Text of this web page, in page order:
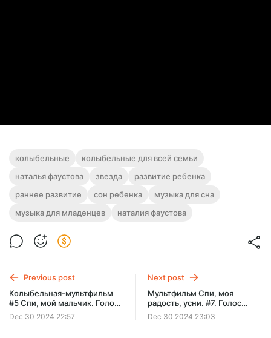
колыбельные
колыбельные для всей семьи
наталья фаустова
звезда
развитие ребенка
раннее развитие
сон ребенка
музыка для сна
музыка для младенцев
наталия фаустова
Previous post
Колыбельная-мультфильм
#5 Спи, мой мальчик. Голос
Натальи Фаустовой.
Картины Анны Силивончик
Dec 30 2024 22:57
Next post
Мультфильм Спи, моя
радость, усни. #7. Голос
Натальи Фаустовой.
Картины Анны Силивончик
Dec 30 2024 23:03